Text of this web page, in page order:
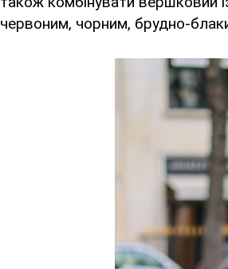
червоним, чорним, брудно-